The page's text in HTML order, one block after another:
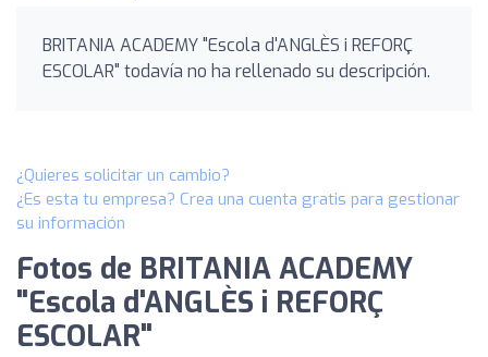
BRITANIA ACADEMY "Escola d'ANGLÈS i REFORÇ
ESCOLAR" todavía no ha rellenado su descripción.
¿Quieres solicitar un cambio?
¿Es esta tu empresa? Crea una cuenta gratis para gestionar
su información
Fotos de BRITANIA ACADEMY
"Escola d'ANGLÈS i REFORÇ
ESCOLAR"